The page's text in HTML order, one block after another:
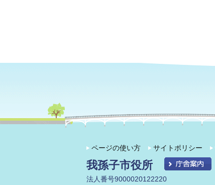
ページの使い方 サイトポリシー
我孫子市役所
法人番号9000020122220